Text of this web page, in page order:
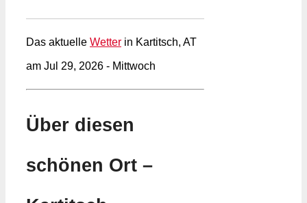
Das aktuelle Wetter in Kartitsch, AT
am Jul 29, 2026 - Mittwoch
Über diesen
schönen Ort –